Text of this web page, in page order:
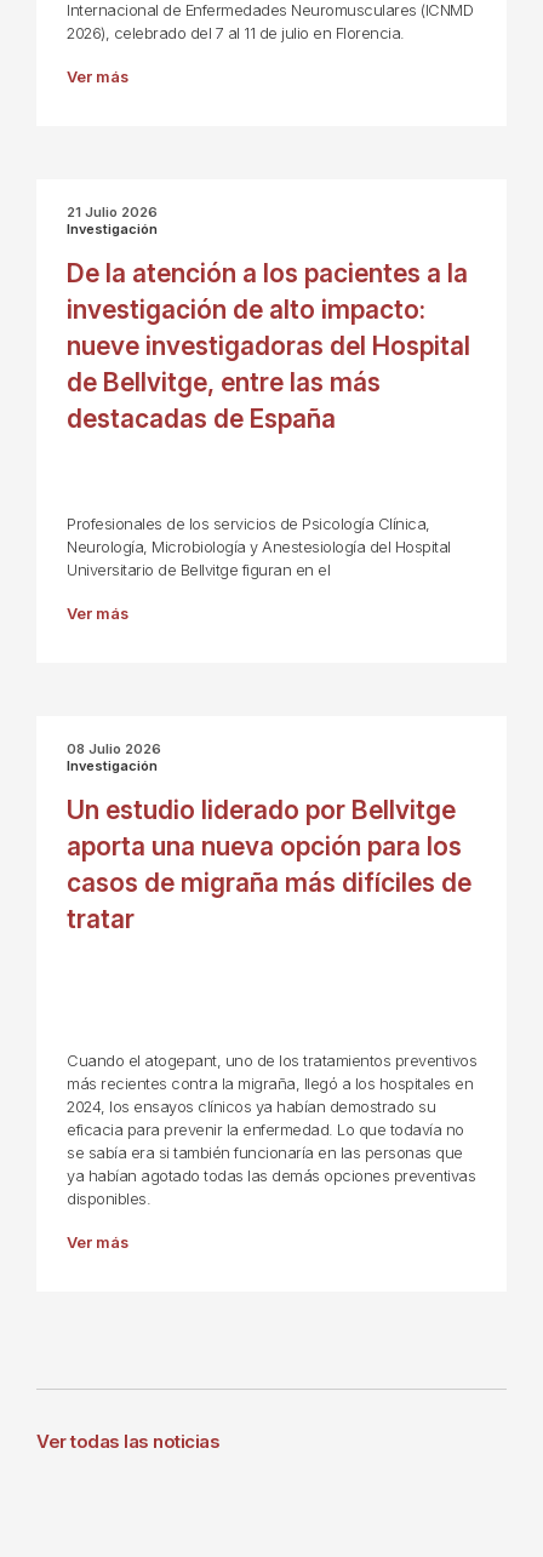
Internacional de Enfermedades Neuromusculares (ICNMD
2026), celebrado del 7 al 11 de julio en Florencia.
Ver más
21 Julio 2026
Investigación
De la atención a los pacientes a la
investigación de alto impacto:
nueve investigadoras del Hospital
de Bellvitge, entre las más
destacadas de España
Profesionales de los servicios de Psicología Clínica,
Neurología, Microbiología y Anestesiología del Hospital
Universitario de Bellvitge figuran en el
Ver más
08 Julio 2026
Investigación
Un estudio liderado por Bellvitge
aporta una nueva opción para los
casos de migraña más difíciles de
tratar
Cuando el atogepant, uno de los tratamientos preventivos
más recientes contra la migraña, llegó a los hospitales en
2024, los ensayos clínicos ya habían demostrado su
eficacia para prevenir la enfermedad. Lo que todavía no
se sabía era si también funcionaría en las personas que
ya habían agotado todas las demás opciones preventivas
disponibles.
Ver más
Ver todas las noticias